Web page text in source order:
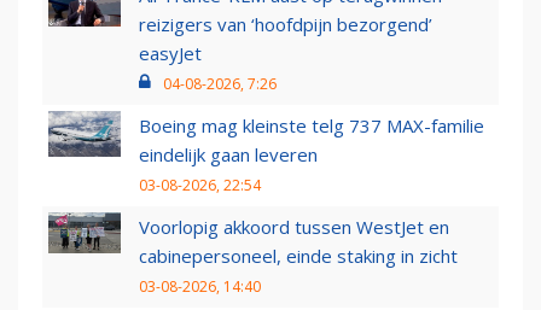
reizigers van ‘hoofdpijn bezorgend’
easyJet
04-08-2026, 7:26
Boeing mag kleinste telg 737 MAX-familie
eindelijk gaan leveren
03-08-2026, 22:54
Voorlopig akkoord tussen WestJet en
cabinepersoneel, einde staking in zicht
03-08-2026, 14:40